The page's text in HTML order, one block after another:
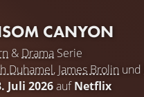
CANYON
& Drama Serie
Duhamel, James Brolin und
Juli 2026aufNetflix